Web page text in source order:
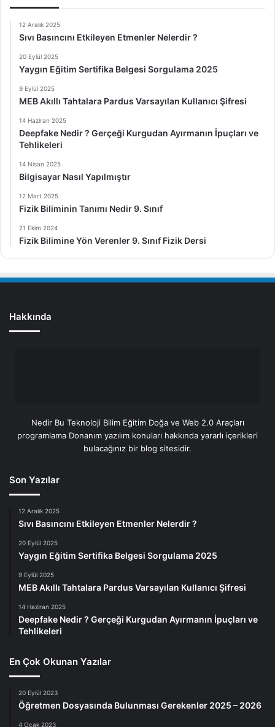
12 Aralık 2025
Sıvı Basıncını Etkileyen Etmenler Nelerdir ?
20 Eylül 2025
Yaygın Eğitim Sertifika Belgesi Sorgulama 2025
9 Eylül 2025
MEB Akıllı Tahtalara Pardus Varsayılan Kullanıcı Şifresi
14 Haziran 2025
Deepfake Nedir ? Gerçeği Kurgudan Ayırmanın İpuçları ve
Tehlikeleri
14 Nisan 2025
Bilgisayar Nasıl Yapılmıştır
12 Mart 2025
Fizik Biliminin Tanımı Nedir 9. Sınıf
21 Ekim 2024
Fizik Bilimine Yön Verenler 9. Sınıf Fizik Dersi
Hakkında
Nedir Bu Teknoloji Bilim Eğitim Doğa ve Web 2.0 Araçları
programlama Donanım yazılım konuları hakkında yararlı içerikleri
bulacağınız bir blog sitesidir.
Son Yazılar
12 Aralık 2025
Sıvı Basıncını Etkileyen Etmenler Nelerdir ?
20 Eylül 2025
Yaygın Eğitim Sertifika Belgesi Sorgulama 2025
9 Eylül 2025
MEB Akıllı Tahtalara Pardus Varsayılan Kullanıcı Şifresi
14 Haziran 2025
Deepfake Nedir ? Gerçeği Kurgudan Ayırmanın İpuçları ve
Tehlikeleri
En Çok Okunan Yazılar
20 Eylül 2023
Öğretmen Dosyasında Bulunması Gerekenler 2025 – 2026
4 Ocak 2023